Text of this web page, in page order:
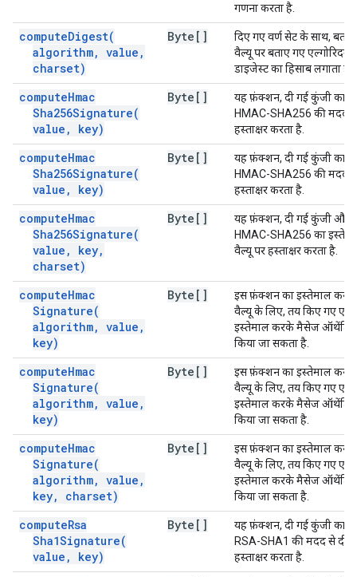
गणना करता है.
computeDigest(
algorithm, value ,
charset)
Byte[]
दिए गए वर्ण सेट के साथ,
वैल्यू पर बताए गए
डाइजेस्ट का हिसाब लगाता है.
computeHmac
Sha256Signature(
value , key)
Byte[]
यह फ़ंक्शन, दी गई कुंजी का
HMAC-SHA256 की मदद से
हस्ताक्षर करता है.
computeHmac
Sha256Signature(
value , key)
Byte[]
यह फ़ंक्शन, दी गई कुंजी का
HMAC-SHA256 की मदद से
हस्ताक्षर करता है.
computeHmac
Sha256Signature(
value , key,
charset)
Byte[]
यह फ़ंक्शन, दी गई कुंजी और
HMAC-SHA256 का
वैल्यू पर हस्ताक्षर करता है.
computeHmac
Signature(
algorithm, value ,
key)
Byte[]
इस फ़ंक्शन का इस्तेमाल
वैल्यू के लिए, तय किए गए
इस्तेमाल करके मैसेज
किया जा सकता है.
computeHmac
Signature(
algorithm, value ,
key)
Byte[]
इस फ़ंक्शन का इस्तेमाल
वैल्यू के लिए, तय किए गए
इस्तेमाल करके मैसेज
किया जा सकता है.
computeHmac
Signature(
algorithm, value ,
key, charset)
Byte[]
इस फ़ंक्शन का इस्तेमाल
वैल्यू के लिए, तय किए गए
इस्तेमाल करके मैसेज
किया जा सकता है.
computeRsa
Sha1Signature(
value , key)
Byte[]
यह फ़ंक्शन, दी गई कुंजी का
RSA-SHA1 की मदद से दी
हस्ताक्षर करता है.